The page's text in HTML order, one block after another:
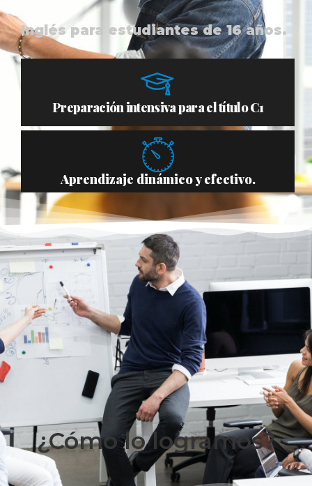
Inglés para estudiantes de 16 años.
Preparación intensiva para el título C1
Aprendizaje dinámico y efectivo.
¿Cómo lo logramos?